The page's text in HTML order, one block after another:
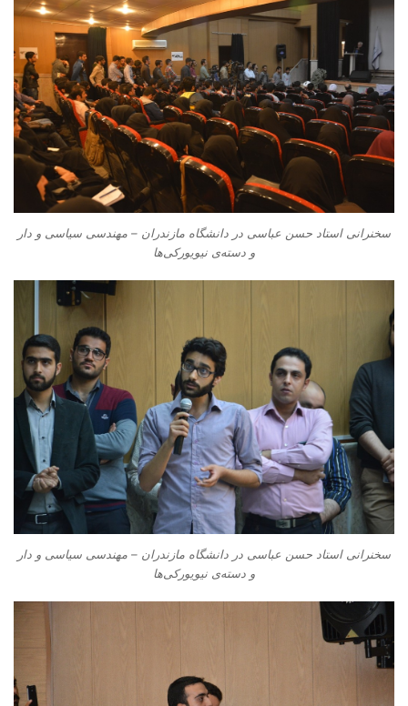
سخنرانی استاد حسن عباسی در دانشگاه مازندران – مهندسی سیاسی و دار
و دسته‌‌ی نیویورکی‌ها
سخنرانی استاد حسن عباسی در دانشگاه مازندران – مهندسی سیاسی و دار
و دسته‌‌ی نیویورکی‌ها